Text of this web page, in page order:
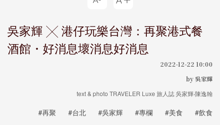
吳家輝 ╳ 港仔玩樂台灣：再聚港式餐
酒館・好消息壞消息好消息
2022-12-22 10:00
by 吳家輝
text & photo TRAVELER Luxe 旅人誌 吳家輝‧陳逸翰
#再聚 #台北 #吳家輝 #專欄 #美食 #飲食